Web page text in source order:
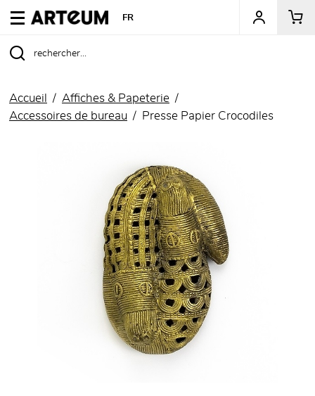
ARTEUM, la référence des boutiques de musées
FR
Accueil
Affiches & Papeterie
Accessoires de bureau
Presse Papier Crocodiles